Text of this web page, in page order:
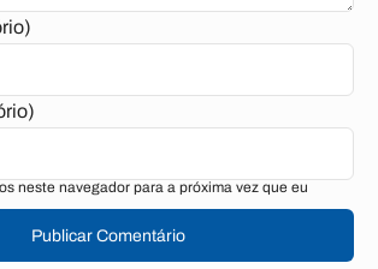
neste navegador para a próxima vez que eu
Publicar Comentário